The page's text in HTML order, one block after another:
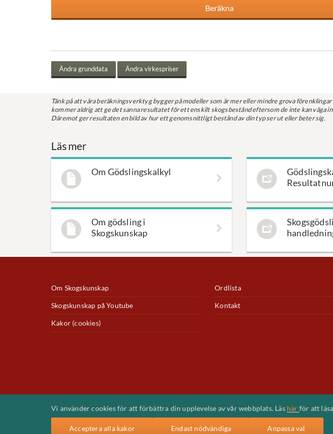
Tänk på att våra beräkningsverktyg bygger på modeller som är mer eller mindre grova
kommer aldrig att ge det sanna resultatet för ett enskilt skogsbestånd eftersom de inte kan väga
Däremot ger resultaten en bild av hur ett genomsnittligt bestånd av din typ ser ut eller beter sig.
Läs mer
Om Gödslingskalkyl
Om gödsling i
Skogskunskap
Om Skogskunskap Ordlista
Skogskunskap på Youtube Kontakt
Kakor (cookies)
Vi använder cookies för att förbättra din upplevelse av vår webbplats. Läs här för att
Acceptera alla kakor Endast nödvändiga Anpassa val